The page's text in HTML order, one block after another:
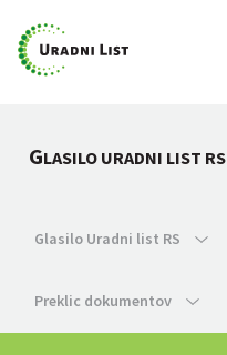
GLASILO URADNI LIST RS
Glasilo Uradni list RS
Preklic dokumentov